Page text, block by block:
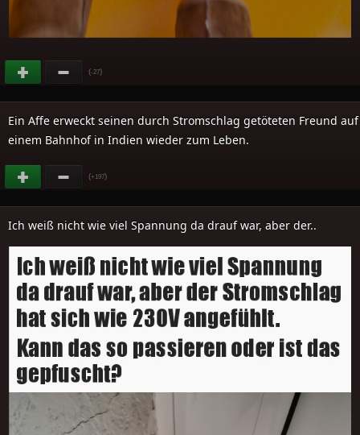
(-27)
Ein Affe erweckt seinen durch Stromschlag getöteten Freund auf
einem Bahnhof in Indien wieder zum Leben.
(+197)
Ich weiß nicht wie viel Spannung da drauf war, aber der..